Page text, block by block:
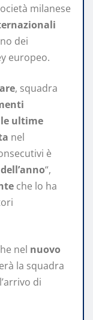
milanese
dei
europeo.
, squadra
ultime
nel
è
“,
che lo ha
nel nuovo
la squadra
di